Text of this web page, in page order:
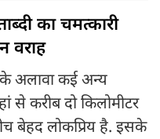
का चमत्कारी
वराह
के अलावा कई अन्य
से करीब दो किलोमीटर
बेहद लोकप्रिय है. इसके